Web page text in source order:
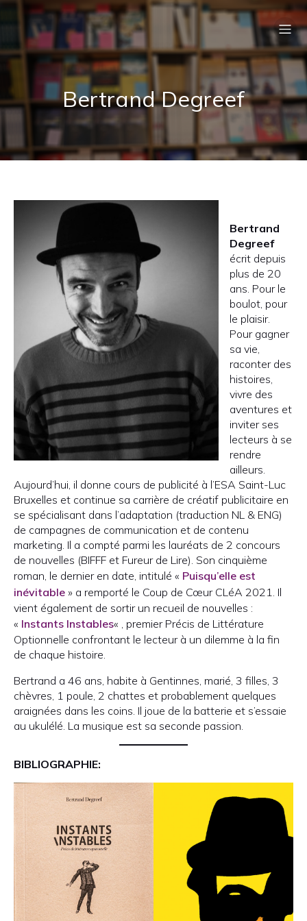
Bertrand Degreef
Bertrand
Degreef
écrit depuis
plus de 20
ans. Pour le
boulot, pour
le plaisir.
Pour gagner
sa vie,
raconter des
histoires,
vivre des
aventures et
inviter ses
lecteurs à se
rendre
ailleurs.
Aujourd’hui, il donne cours de publicité à l’ESA Saint-Luc
Bruxelles et continue sa carrière de créatif publicitaire en
se spécialisant dans l’adaptation (traduction NL & ENG)
de campagnes de communication et de contenu
marketing. Il a compté parmi les lauréats de 2 concours
de nouvelles (BIFFF et Fureur de Lire). Son cinquième
roman, le dernier en date, intitulé « Puisqu’elle est
inévitable » a remporté le Coup de Cœur CLéA 2021. Il
vient également de sortir un recueil de nouvelles :
« Instants Instables« , premier Précis de Littérature
Optionnelle confrontant le lecteur à un dilemme à la fin
de chaque histoire.
Bertrand a 46 ans, habite à Gentinnes, marié, 3 filles, 3
chèvres, 1 poule, 2 chattes et probablement quelques
araignées dans les coins. Il joue de la batterie et s’essaie
au ukulélé. La musique est sa seconde passion.
BIBLIOGRAPHIE: